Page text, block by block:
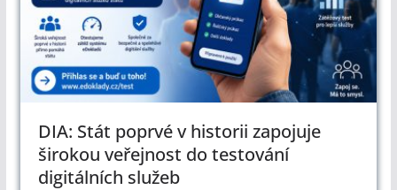
DIA: Stát poprvé v historii zapojuje
širokou veřejnost do testování
digitálních služeb